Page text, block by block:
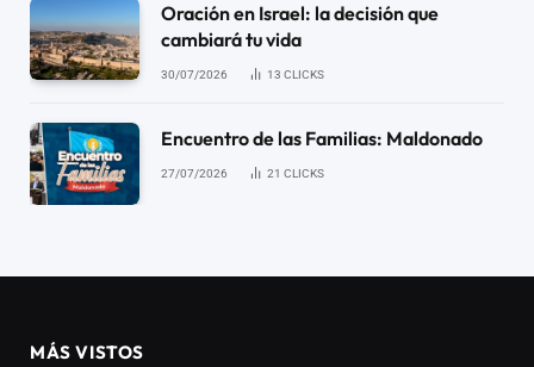
Oración en Israel: la decisión que
cambiará tu vida
30/07/2026 13 CLICKS
Encuentro de las Familias: Maldonado
27/07/2026 21 CLICKS
MÁS VISTOS